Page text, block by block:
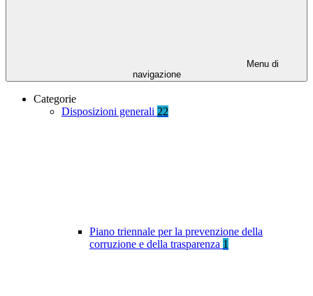
Menu di
navigazione
Categorie
Disposizioni generali 22
Piano triennale per la prevenzione della
corruzione e della trasparenza 1